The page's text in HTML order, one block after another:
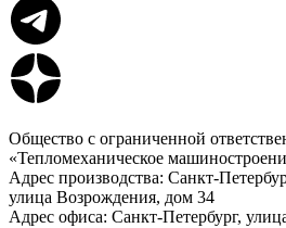
Общество с ограниченной
«Тепломеханическое
Адрес производства: Санкт-
улица Возрождения, дом 34
Адрес офиса: Санкт-Петербург,